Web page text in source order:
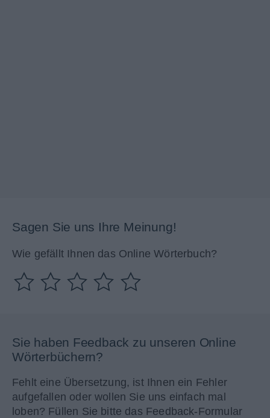
Sagen Sie uns Ihre Meinung!
Wie gefällt Ihnen das Online Wörterbuch?
Sie haben Feedback zu unseren Online
Wörterbüchern?
Fehlt eine Übersetzung, ist Ihnen ein Fehler
aufgefallen oder wollen Sie uns einfach mal
loben? Füllen Sie bitte das Feedback-Formular